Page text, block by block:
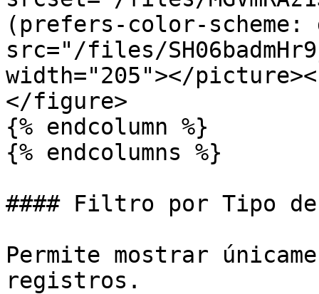
(prefers-color-scheme:
src="/files/
width="205"></
</figure>
{% endcolumn %}
{% endcolumns %}
#### Filtro por Tipo
Permite mostrar
registros.